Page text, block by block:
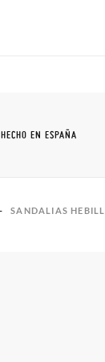
HECHO EN ESPAÑA
SANDALIAS